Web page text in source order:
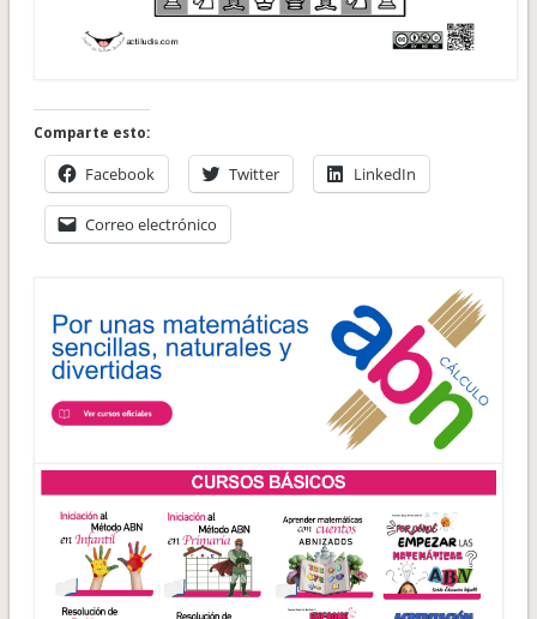
Comparte esto:
Facebook Twitter LinkedIn
Correo electrónico